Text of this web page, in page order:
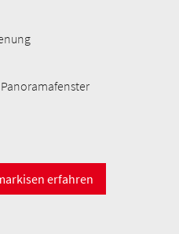
erfahren